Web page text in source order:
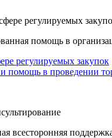
регулируемых
помощь в
регулируемых закупок
помощь в проведении
всесторонняя